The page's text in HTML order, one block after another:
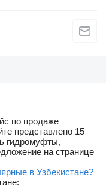
по продаже
представлено 15
гидромуфты,
на странице
в Узбекистане?